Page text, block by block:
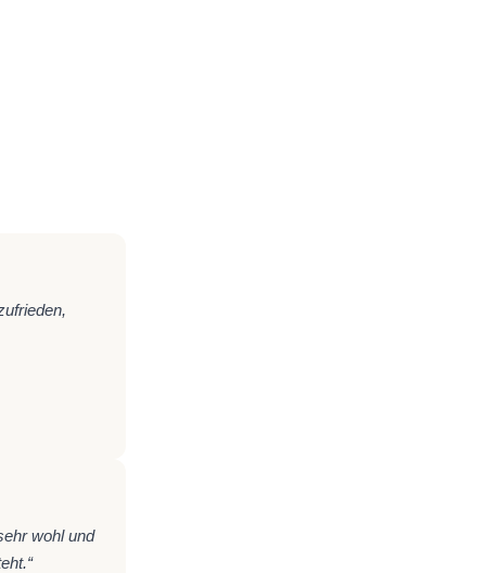
wohl und